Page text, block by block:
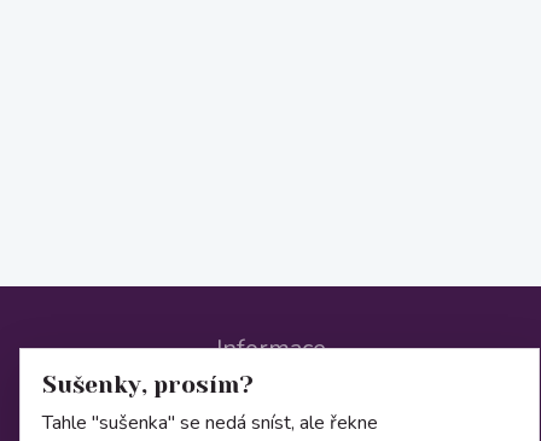
Informace
O nás
Sušenky, prosím?
Tahle "sušenka" se nedá sníst, ale řekne